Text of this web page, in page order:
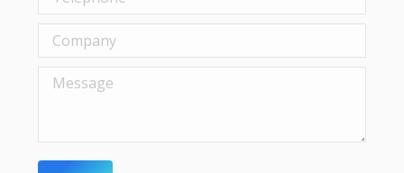
Company
Message